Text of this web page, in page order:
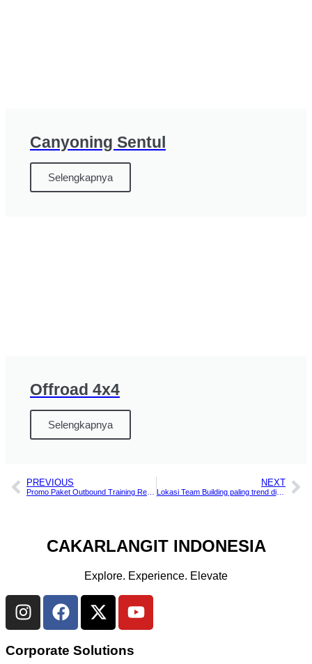
Canyoning Sentul
Selengkapnya
Offroad 4x4
Selengkapnya
PREVIOUS NEXT
Lokasi Team Building paling trend di Bogor Desa Gumati
CAKARLANGIT INDONESIA
Explore. Experience. Elevate
Corporate Solutions